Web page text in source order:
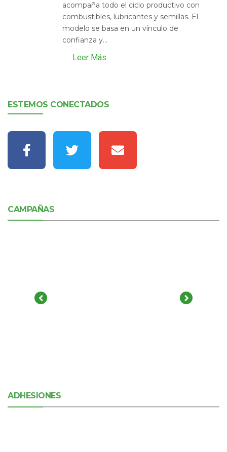
acompaña todo el ciclo productivo con
combustibles, lubricantes y semillas. El
modelo se basa en un vínculo de
confianza y...
Leer Más
ESTEMOS CONECTADOS
CAMPAÑAS
ADHESIONES